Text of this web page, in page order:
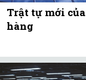
Trật tự mới
hàng